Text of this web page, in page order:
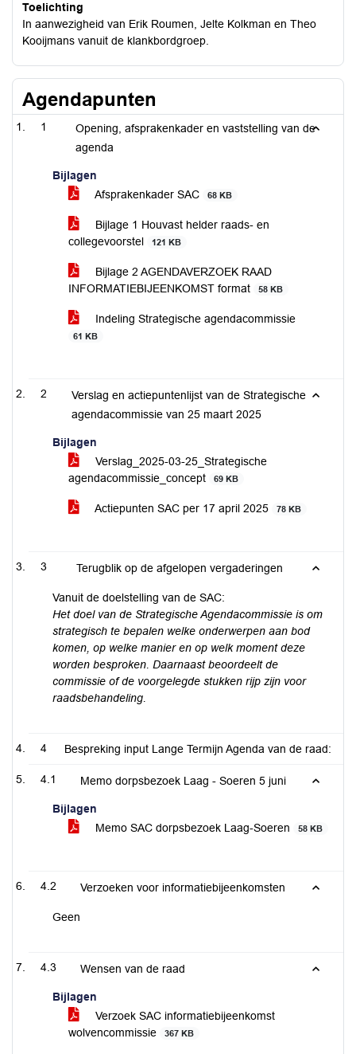
Toelichting
In aanwezigheid van Erik Roumen, Jelte Kolkman en Theo
Kooijmans vanuit de klankbordgroep.
Agendapunten
1
Opening, afsprakenkader en vaststelling van de
agenda
Bijlagen
Afsprakenkader SAC
68 KB
Bijlage 1 Houvast helder raads- en
collegevoorstel
121 KB
Bijlage 2 AGENDAVERZOEK RAAD
INFORMATIEBIJEENKOMST format
58 KB
Indeling Strategische agendacommissie
61 KB
2
Verslag en actiepuntenlijst van de Strategische
agendacommissie van 25 maart 2025
Bijlagen
Verslag_2025-03-25_Strategische
agendacommissie_concept
69 KB
Actiepunten SAC per 17 april 2025 78 KB
3 Terugblik op de afgelopen vergaderingen
Vanuit de doelstelling van de SAC:
Het doel van de Strategische Agendacommissie is om
strategisch te bepalen welke onderwerpen aan bod
komen, op welke manier en op welk moment deze
worden besproken. Daarnaast beoordeelt de
commissie of de voorgelegde stukken rijp zijn voor
raadsbehandeling.
4 Bespreking input Lange Termijn Agenda van de raad:
4.1 Memo dorpsbezoek Laag - Soeren 5 juni
Bijlagen
Memo SAC dorpsbezoek Laag-Soeren
58 KB
4.2 Verzoeken voor informatiebijeenkomsten
Geen
4.3 Wensen van de raad
Bijlagen
Verzoek SAC informatiebijeenkomst
wolvencommissie
367 KB